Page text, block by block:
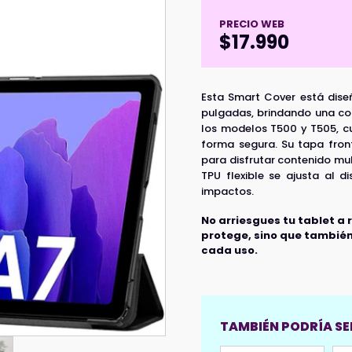
PRECIO WEB
$17.990
Esta Smart Cover está
pulgadas, brindando una
los modelos T500 y T505,
forma segura. Su tapa
para disfrutar contenido
TPU flexible se ajusta al
impactos.
No arriesgues tu tablet a
protege, sino que
cada uso.
TAMBIÉN PODRÍA